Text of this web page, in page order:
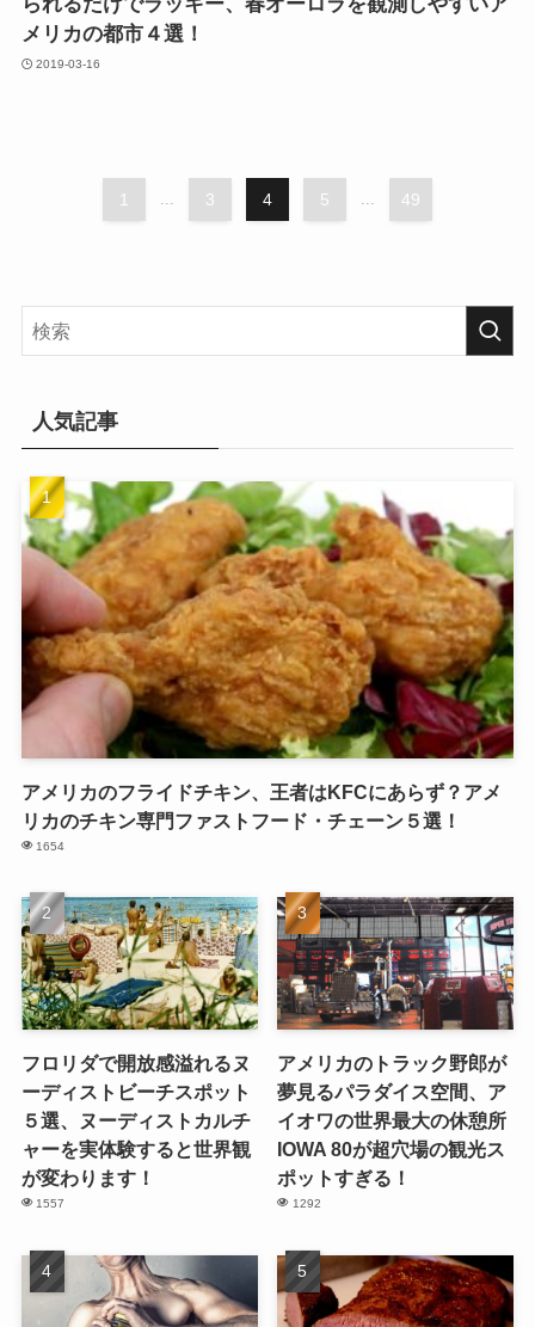
られるだけでラッキー、春オーロラを観測しやすいア
メリカの都市４選！
2019-03-16
1 ... 3 4 5 ... 49
人気記事
アメリカのフライドチキン、王者はKFCにあらず？アメ
リカのチキン専門ファストフード・チェーン５選！
1654
フロリダで開放感溢れるヌ
ーディストビーチスポット
５選、ヌーディストカルチ
ャーを実体験すると世界観
が変わります！
1557
アメリカのトラック野郎が
夢見るパラダイス空間、ア
イオワの世界最大の休憩所
IOWA 80が超穴場の観光ス
ポットすぎる！
1292